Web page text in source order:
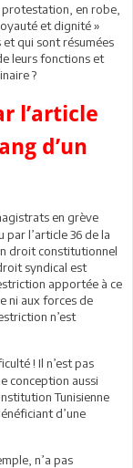
protestation, en robe,
et dignité »
qui sont résumées
leurs fonctions et
?
l’article
d’un
en grève
l’article 36 de la
droit constitutionnel
syndical est
apportée à ce
ni aux forces de
n’est
! Il n’est pas
conception aussi
Tunisienne
d’une
n’a pas